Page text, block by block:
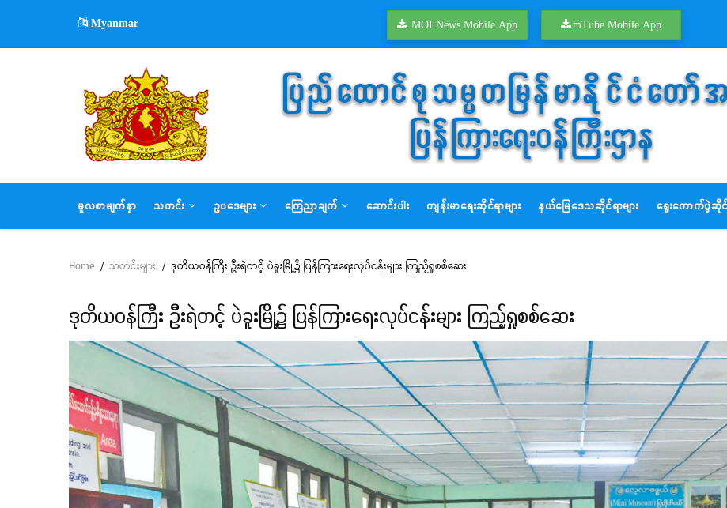
main
Myanmar MOI News Mobile App mTube Mobile App
MAIN
NAVIGATION
မူလစာမျက်နှာ သတင်း ဥပဒေများ ကြေညာချက် ဆောင်းပါး ကျန်းမာရေးဆိုင်ရာများ နယ်မြေဒေသဆိုင်ရာများ ရွေးကောက်ပွဲဆိုင်ရ
Breadcrumb
Home / သတင်းများ / ဒုတိယဝန်ကြီး ဦးရဲတင့် ပဲခူးမြို့၌ ပြန်ကြားရေးလုပ်ငန်းများ ကြည့်ရှုစစ်ဆေး
ဒုတိယဝန်ကြီး ဦးရဲတင့် ပဲခူးမြို့၌ ပြန်ကြားရေးလုပ်ငန်းများ ကြည့်ရှုစစ်ဆေး